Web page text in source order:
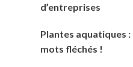
d’entreprises
Plantes aquatiques
mots fléchés !